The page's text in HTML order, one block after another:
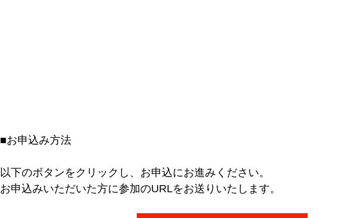
■お申込み方法
以下のボタンをクリックし、お申込にお進みください。
お申込みいただいた方に参加のURLをお送りいたします。